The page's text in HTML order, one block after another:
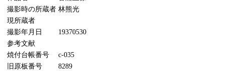
撮影時の所蔵者 林熊光
現所蔵者
撮影年月日
19370530
参考文献
焼付台帳番号
c-035
旧原板番号
8289